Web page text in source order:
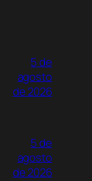
5 de
agosto
de 2026
5 de
agosto
de 2026